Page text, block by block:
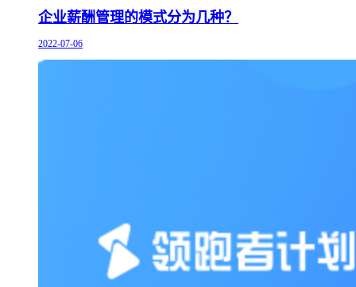
企业薪酬管理的模式分为几种？
2022-07-06